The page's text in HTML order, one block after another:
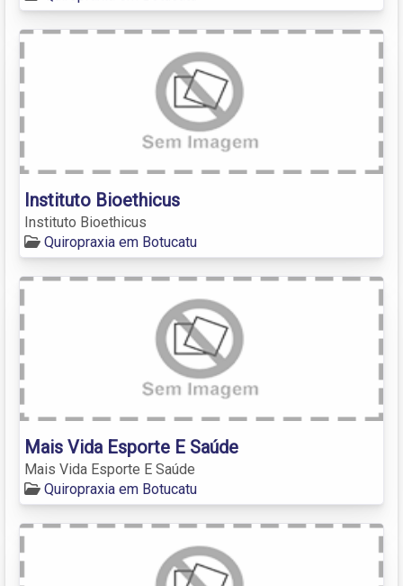
Instituto Bioethicus
Instituto Bioethicus
Quiropraxia em Botucatu
Mais Vida Esporte E Saúde
Mais Vida Esporte E Saúde
Quiropraxia em Botucatu